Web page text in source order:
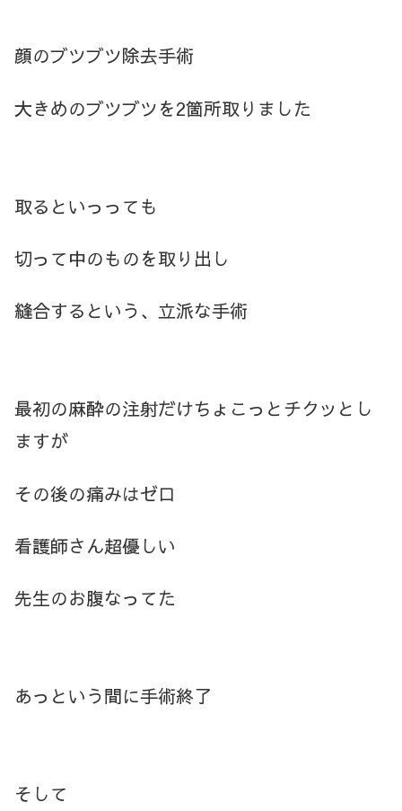
顔のブツブツ除去手術
大きめのブツブツを2箇所取りました
取るといっっても
切って中のものを取り出し
縫合するという、立派な手術
最初の麻酔の注射だけちょこっとチクッとし
ますが
その後の痛みはゼロ
看護師さん超優しい
先生のお腹なってた
あっという間に手術終了
そして